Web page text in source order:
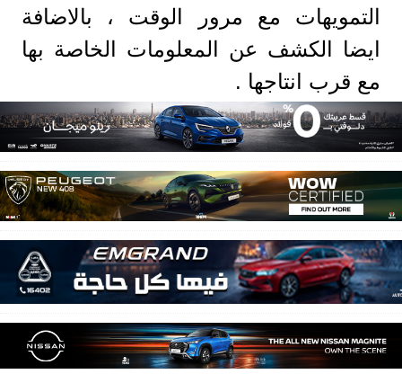
التمويهات مع مرور الوقت ، بالاضافة
ايضا الكشف عن المعلومات الخاصة بها
مع قرب انتاجها .